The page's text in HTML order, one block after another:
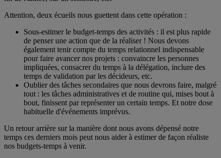
Attention, deux écueils nous guettent dans cette opération :
Sous-estimer le budget-temps des activités : il est plus rapide
de penser une action que de la réaliser ! Nous devons
également tenir compte du temps relationnel indispensable
pour faire avancer nos projets : convaincre les personnes
impliquées, consacrer du temps à la délégation, inclure des
temps de validation par les décideurs, etc.
Oublier des tâches secondaires que nous devrons faire, malgré
tout : les tâches administratives et de routine qui, mises bout à
bout, finissent par représenter un certain temps. Et notre dose
habituelle d'événements imprévus.
Un retour arrière sur la manière dont nous avons dépensé notre
temps ces derniers mois peut nous aider à estimer de façon réaliste
nos budgets-temps à venir.